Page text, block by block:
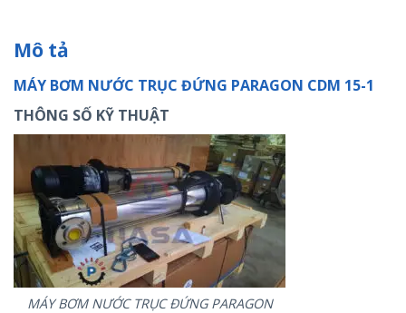
Mô tả
MÁY BƠM NƯỚC TRỤC ĐỨNG PARAGON CDM 15-1
THÔNG SỐ KỸ THUẬT
MÁY BƠM NƯỚC TRỤC ĐỨNG PARAGON